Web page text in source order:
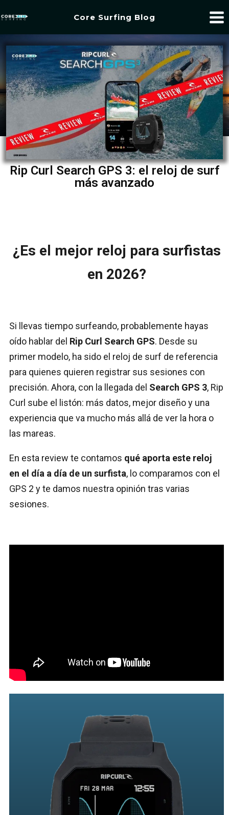
Core Surfing Blog
Rip Curl Search GPS 3: el reloj de surf
más avanzado
¿Es el mejor reloj para surfistas
en 2026?
Si llevas tiempo surfeando, probablemente hayas
oído hablar del Rip Curl Search GPS. Desde su
primer modelo, ha sido el reloj de surf de referencia
para quienes quieren registrar sus sesiones con
precisión. Ahora, con la llegada del Search GPS 3, Rip
Curl sube el listón: más datos, mejor diseño y una
experiencia que va mucho más allá de ver la hora o
las mareas.
En esta review te contamos qué aporta este reloj
en el día a día de un surfista, lo comparamos con el
GPS 2 y te damos nuestra opinión tras varias
sesiones.